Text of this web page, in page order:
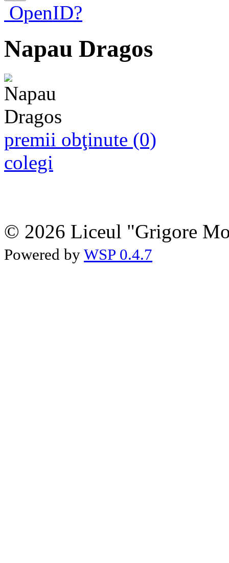
OpenID?
Napau Dragos
premii obţinute (0)
colegi
© 2026 Liceul "Grigore
Powered by WSP 0.4.7